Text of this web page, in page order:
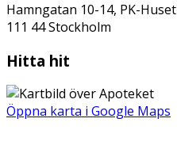
Hamngatan 10-14, PK-Huset
111 44Stockholm
Hitta hit
Öppna karta i Google Maps